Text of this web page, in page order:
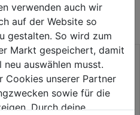
verwenden auch wir
auf der Website so
gestalten. So wird zum
Markt gespeichert, damit
auswählen musst.
Cookies unserer Partner
sowie für die
Durch deine